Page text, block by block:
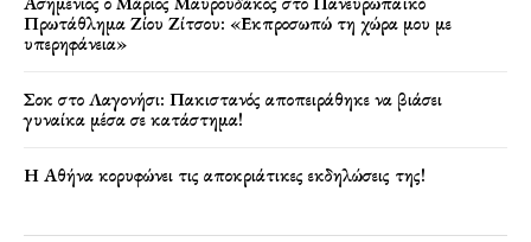
Πρωτάθλημα Ζίου Ζίτσου: «Εκπροσωπώ τη χώρα μου με
υπερηφάνεια»
Σοκ στο Λαγονήσι: Πακιστανός αποπειράθηκε να βιάσει
γυναίκα μέσα σε κατάστημα!
Η Αθήνα κορυφώνει τις αποκριάτικες εκδηλώσεις της!